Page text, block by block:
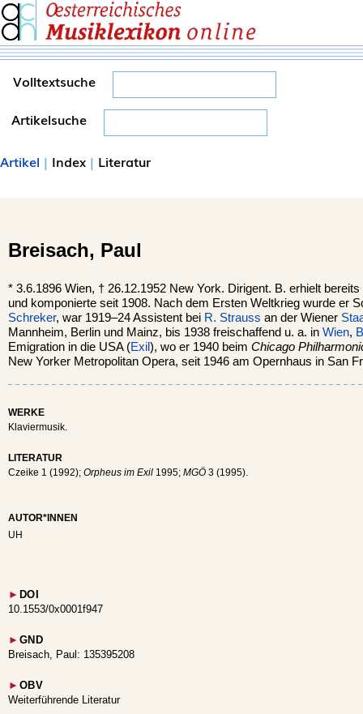
Volltextsuche
Artikelsuche
Artikel | Index | Literatur
Breisach, Paul
* 3.6.1896 Wien, † 26.12.1952 New York. Dirigent. B. erhielt
und komponierte seit 1908. Nach dem Ersten Weltkrieg wurde er
Schreker, war 1919–24 Assistent bei R. Strauss an der Wiener
Mannheim, Berlin und Mainz, bis 1938 freischaffend u. a. in Wien,
Emigration in die USA (Exil), wo er 1940 beim Chicago
New Yorker Metropolitan Opera, seit 1946 am Opernhaus in San
WERKE
Klaviermusik.
LITERATUR
Czeike 1 (1992); Orpheus im Exil 1995; MGÖ 3 (1995).
AUTOR*INNEN
UH
► DOI
10.1553/0x0001f947
► GND
Breisach, Paul: 135395208
► OBV
Weiterführende Literatur